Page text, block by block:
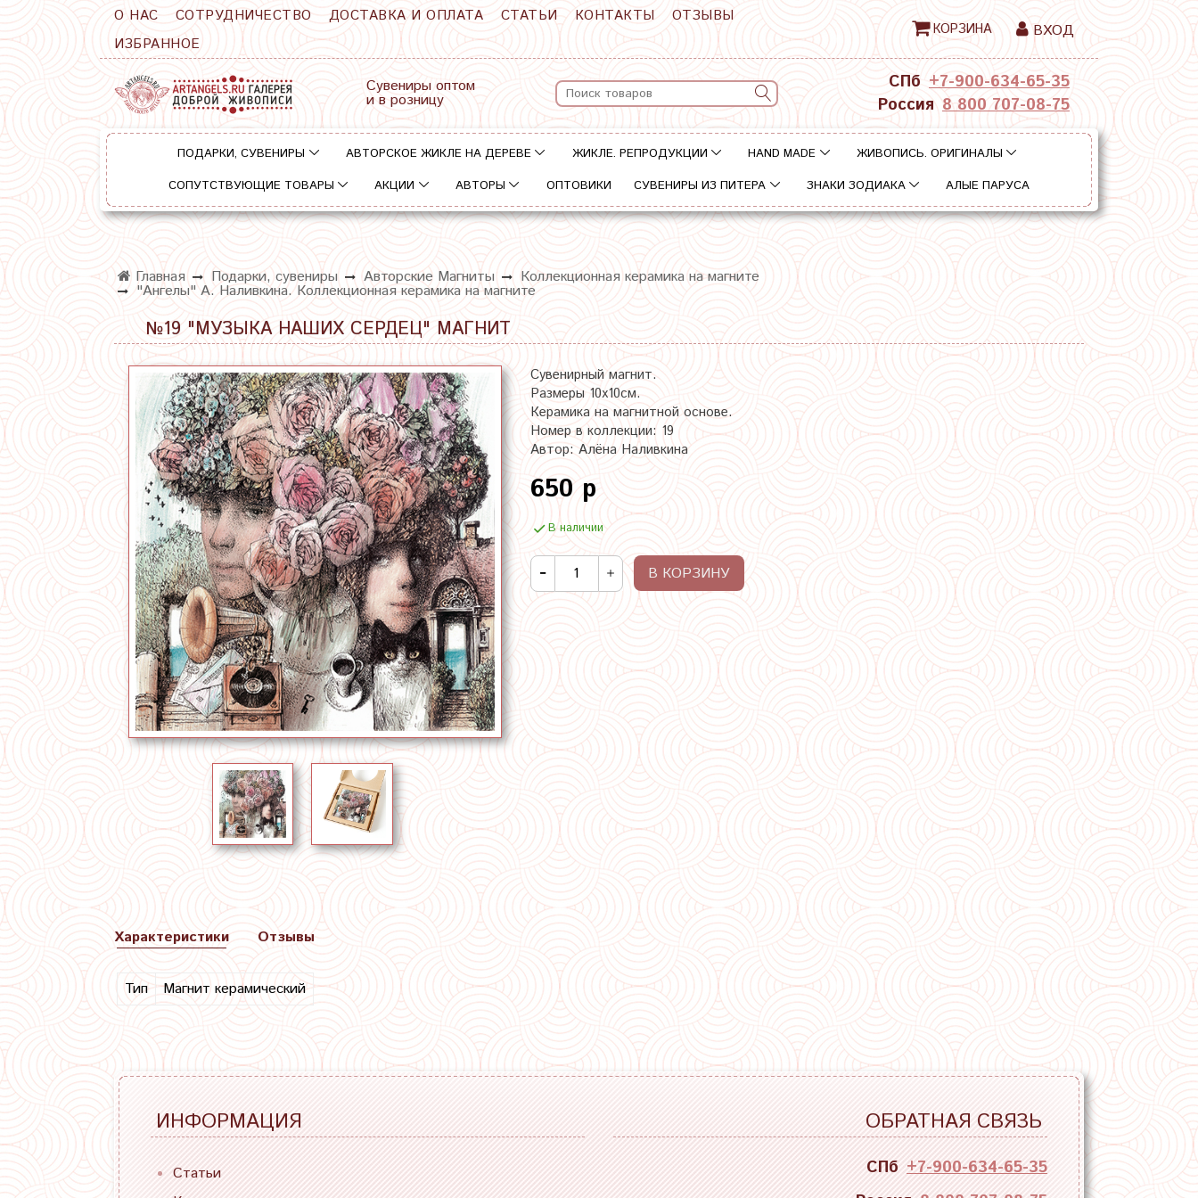
О НАС СОТРУДНИЧЕСТВО ДОСТАВКА И ОПЛАТА СТАТЬИ КОНТАКТЫ
ОТЗЫВЫ
ИЗБРАННОЕ
КОРЗИНА ВХОД
Сувениры оптом
и в розницу
СПб +7-900-634-65-35
Россия 8 800 707-08-75
ПОДАРКИ, СУВЕНИРЫ АВТОРСКОЕ ЖИКЛЕ НА ДЕРЕВЕ ЖИКЛЕ. РЕПРОДУКЦИИ HAND MADE
ЖИВОПИСЬ. ОРИГИНАЛЫ
СОПУТСТВУЮЩИЕ ТОВАРЫ
АКЦИИ АВТОРЫ ОПТОВИКИ СУВЕНИРЫ ИЗ ПИТЕРА ЗНАКИ ЗОДИАКА АЛЫЕ ПАРУСА
Главная Подарки, сувениры Авторские Магниты Коллекционная керамика на магните
"Ангелы" А. Наливкина. Коллекционная керамика на магните
№19 "МУЗЫКА НАШИХ СЕРДЕЦ" МАГНИТ
Сувенирный магнит.
Размеры 10х10см.
Керамика на магнитной основе.
Номер в коллекции: 19
Автор: Алёна Наливкина
650 р
В наличии
В КОРЗИНУ
Характеристики
Тип Магнит керамический
Отзывы
ИНФОРМАЦИЯ
Статьи
ОБРАТНАЯ СВЯЗЬ
СПб +7-900-634-65-35